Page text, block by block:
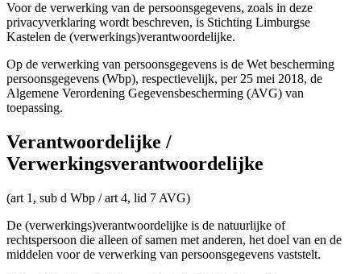
Voor de verwerking van de persoonsgegevens, zoals in deze
privacyverklaring wordt beschreven, is Stichting Limburgse
Kastelen de (verwerkings)verantwoordelijke.
Op de verwerking van persoonsgegevens is de Wet bescherming
persoonsgegevens (Wbp), respectievelijk, per 25 mei 2018, de
Algemene Verordening Gegevensbescherming (AVG) van
toepassing.
Verantwoordelijke /
Verwerkingsverantwoordelijke
(art 1, sub d Wbp / art 4, lid 7 AVG)
De (verwerkings)verantwoordelijke is de natuurlijke of
rechtspersoon die alleen of samen met anderen, het doel van en de
middelen voor de verwerking van persoonsgegevens vaststelt.